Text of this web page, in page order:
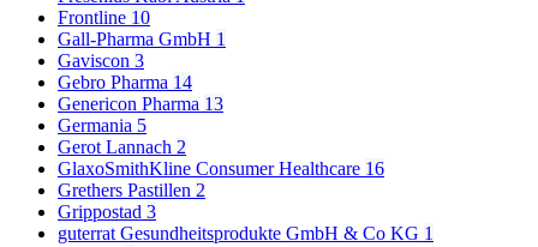
Frontline 10
Gall-Pharma GmbH 1
Gaviscon 3
Gebro Pharma 14
Genericon Pharma 13
Germania 5
Gerot Lannach 2
GlaxoSmithKline Consumer Healthcare 16
Grethers Pastillen 2
Grippostad 3
guterrat Gesundheitsprodukte GmbH & Co KG 1